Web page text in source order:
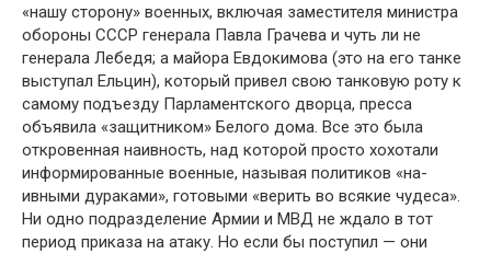
«нашу сторону» военных, включая заместителя министра
обороны СССР ге­нерала Павла Грачева и чуть ли не
генерала Лебедя; а майора Евдокимова (это на его танке
выступал Ельцин), который привел свою танковую роту к
самому подъезду Парламент­ского дворца, пресса
объявила «защитником» Белого дома. Все это была
откровенная наивность, над которой просто хо­хотали
информированные военные, называя политиков «на­
ивными дураками», готовыми «верить во всякие чудеса».
Ни одно подразделение Армии и МВД не ждало в тот
период приказа на атаку. Но если бы поступил — они